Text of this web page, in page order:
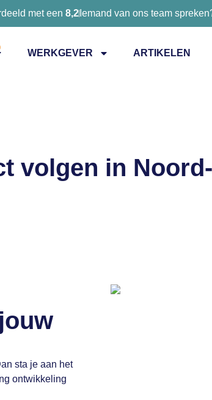
met een 8,2Iemand van ons team
WERKGEVER ARTIKELEN
volgen in
sta je aan het
ontwikkeling